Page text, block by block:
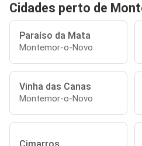
Cidades perto de
Paraíso da Mata
Montemor-o-Novo
Vinha das Canas
Montemor-o-Novo